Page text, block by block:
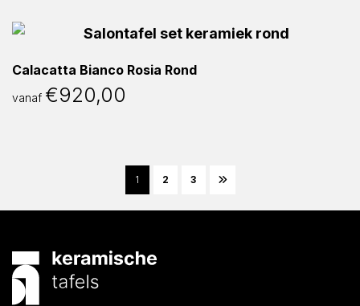
Calacatta Bianco Rosia Rond
vanaf €920,00
1 2 3